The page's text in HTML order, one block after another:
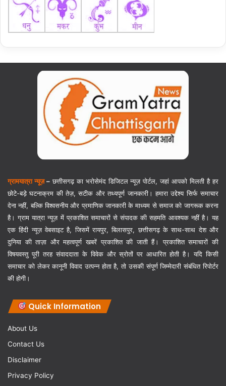
ग्रामयात्रा न्यूज़–छत्तीसगढ़ का भरोसेमंद डिजिटल न्यूज़ पोर्टल, जहां आपको मिलती है हर
छोटे-बड़े घटनाक्रम की तेज़, सटीक और तथ्यपूर्ण जानकारी। हमारा उद्देश्य सिर्फ समाचार
देना नहीं, बल्कि विश्वसनीय और प्रमाणिक जानकारी के माध्यम से समाज को जागरूक करना
है। ग्राम यात्रा न्यूज़ में प्रकाशित समाचारों से संपादक की सहमति आवश्यक नहीं है। यह
एक हिंदी न्यूज़ वेबसाइट है, जिसमें रायपुर, बिलासपुर, छत्तीसगढ़ के साथ-साथ देश और
दुनिया की ताज़ा और महत्वपूर्ण खबरें प्रकाशित की जाती हैं। प्रकाशित समाचारों की
विषयवस्तु पूरी तरह संवाददाता के विवेक और स्रोतों पर आधारित होती है। यदि किसी
समाचार को लेकर कानूनी विवाद उत्पन्न होता है, तो उसकी संपूर्ण जिम्मेदारी संबंधित रिपोर्टर
की होगी।
Quick Information
About Us
Contact Us
Disclaimer
Privacy Policy